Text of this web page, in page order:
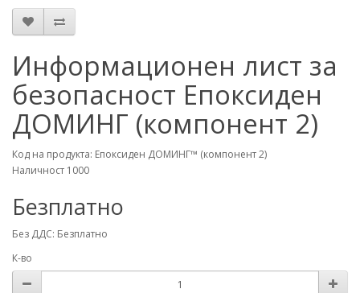
Информационен лист за
безопасност Епоксиден
ДОМИНГ (компонент 2)
Код на продукта: Епоксиден ДОМИНГ™ (компонент 2)
Наличност 1000
Безплатно
Без ДДС: Безплатно
К-во